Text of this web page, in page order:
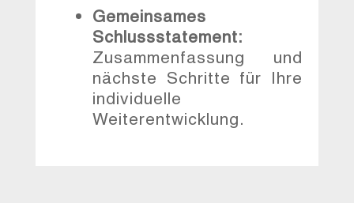
Gemeinsames
Schlussstatement:
Zusammenfassung und
nächste Schritte für Ihre
individuelle
Weiterentwicklung.